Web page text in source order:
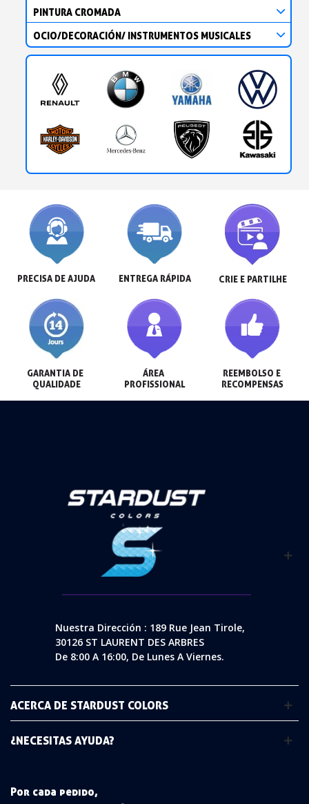
PINTURA CROMADA
OCIO/DECORACIÓN/ INSTRUMENTOS MUSICALES
PRECISA DE AJUDA ENTREGA RÁPIDA CRIE E PARTILHE
GARANTIA DE
QUALIDADE
ÁREA
PROFISSIONAL
REEMBOLSO E
RECOMPENSAS
Nuestra Dirección : 189 Rue Jean Tirole,
30126 ST LAURENT DES ARBRES
De 8:00 A 16:00, De Lunes A Viernes.
ACERCA DE STARDUST COLORS
¿NECESITAS AYUDA?
Por cada pedido,